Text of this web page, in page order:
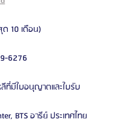
10 เดือน)
6276
ที่มีใบอนุญาตและใบรับ
BTS อารีย์ ประเทศไทย